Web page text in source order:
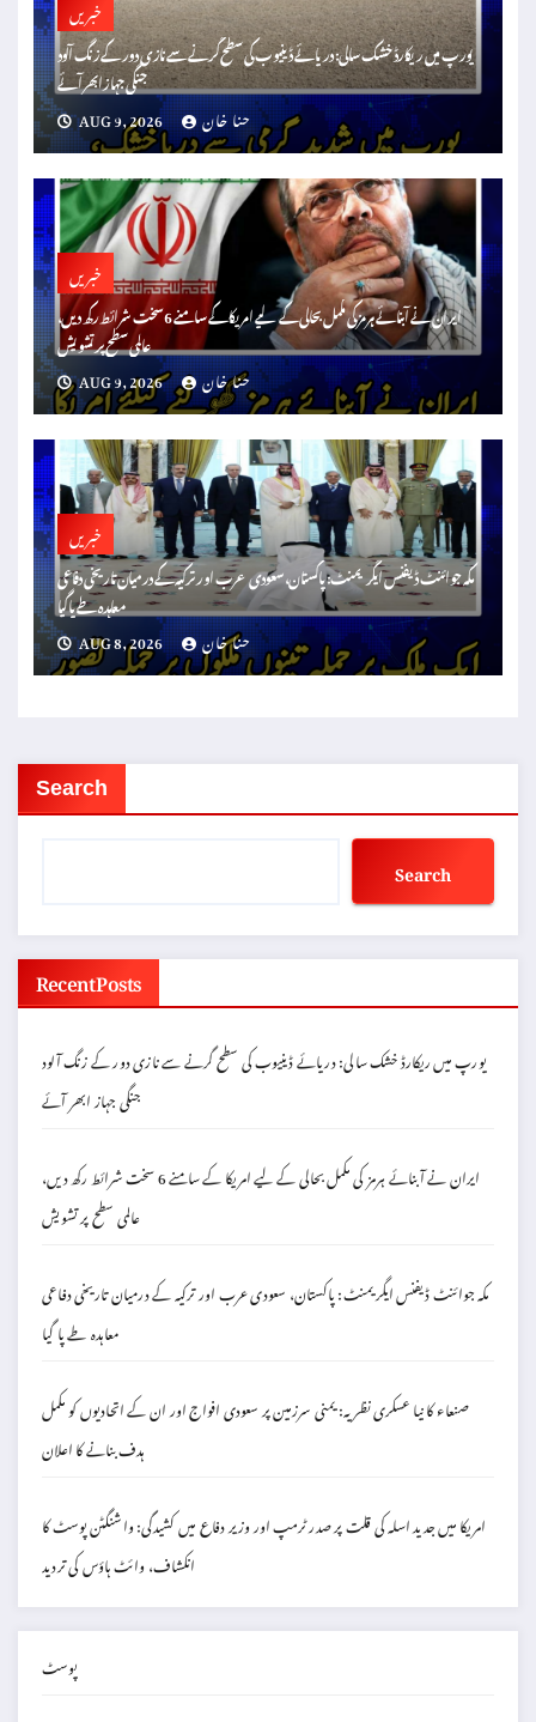
خبریں
یورپ میں ریکارڈ خشک سالی: دریائے ڈینیوب کی سطح گرنے سے نازی دور کے زنگ آلود
جنگی جہاز ابھر آئے
AUG 9, 2026
حنا خان
خبریں
ایران نے آبنائے ہرمز کی مکمل بحالی کے لیے امریکا کے سامنے 6 سخت شرائط رکھ دیں،
عالمی سطح پر تشویش
AUG 9, 2026
حنا خان
خبریں
مکہ جوائنٹ ڈیفنس ایگریمنٹ: پاکستان، سعودی عرب اور ترکیہ کے درمیان تاریخی دفاعی
معاہدہ طے پا گیا
AUG 8, 2026
حنا خان
Search
Search
Recent Posts
یورپ میں ریکارڈ خشک سالی: دریائے ڈینیوب کی سطح گرنے سے نازی دور کے زنگ آلود
جنگی جہاز ابھر آئے
ایران نے آبنائے ہرمز کی مکمل بحالی کے لیے امریکا کے سامنے 6 سخت شرائط رکھ دیں،
عالمی سطح پر تشویش
مکہ جوائنٹ ڈیفنس ایگریمنٹ: پاکستان، سعودی عرب اور ترکیہ کے درمیان تاریخی دفاعی
معاہدہ طے پا گیا
صنعاء کا نیا عسکری نظریہ: یمنی سرزمین پر سعودی افواج اور ان کے اتحادیوں کو مکمل
ہدف بنانے کا اعلان
امریکا میں جدید اسلہ کی قلت پر صدر ٹرمپ اور وزیر دفاع میں کشیدگی: واشنگٹن پوسٹ کا
انکشاف، وائٹ ہاؤس کی تردید
پوسٹ